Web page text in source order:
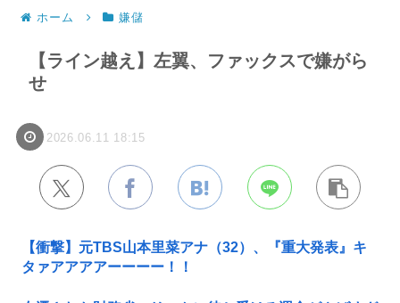
ホーム 嫌儲
【ライン越え】左翼、ファックスで嫌がら
せ
2026.06.11 18:15
【衝撃】元TBS山本里菜アナ（32）、『重大発表』キ
タァアアアアーーーー！！